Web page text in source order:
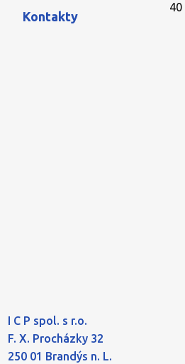
Kontakty
I C P spol. s r.o.
F. X. Procházky 32
250 01 Brandýs n. L.
40